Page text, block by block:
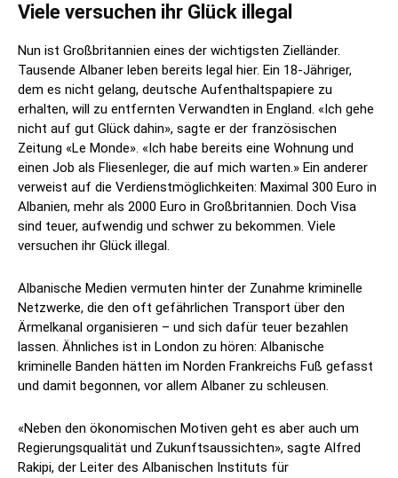
Viele versuchen ihr Glück illegal
Nun ist Großbritannien eines der wichtigsten Zielländer.
Tausende Albaner leben bereits legal hier. Ein 18-Jähriger,
dem es nicht gelang, deutsche Aufenthaltspapiere zu
erhalten, will zu entfernten Verwandten in England. «Ich gehe
nicht auf gut Glück dahin», sagte er der französischen
Zeitung «Le Monde». «Ich habe bereits eine Wohnung und
einen Job als Fliesenleger, die auf mich warten.» Ein anderer
verweist auf die Verdienstmöglichkeiten: Maximal 300 Euro in
Albanien, mehr als 2000 Euro in Großbritannien. Doch Visa
sind teuer, aufwendig und schwer zu bekommen. Viele
versuchen ihr Glück illegal.
Albanische Medien vermuten hinter der Zunahme kriminelle
Netzwerke, die den oft gefährlichen Transport über den
Ärmelkanal organisieren – und sich dafür teuer bezahlen
lassen. Ähnliches ist in London zu hören: Albanische
kriminelle Banden hätten im Norden Frankreichs Fuß gefasst
und damit begonnen, vor allem Albaner zu schleusen.
«Neben den ökonomischen Motiven geht es aber auch um
Regierungsqualität und Zukunftsaussichten», sagte Alfred
Rakipi, der Leiter des Albanischen Instituts für